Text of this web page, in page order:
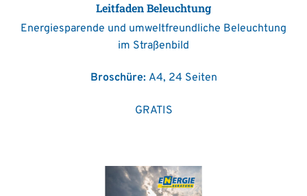
Leitfaden Beleuchtung
Energiesparende und umweltfreundliche Beleuchtung
im Straßenbild
Broschüre:A4, 24 Seiten
GRATIS